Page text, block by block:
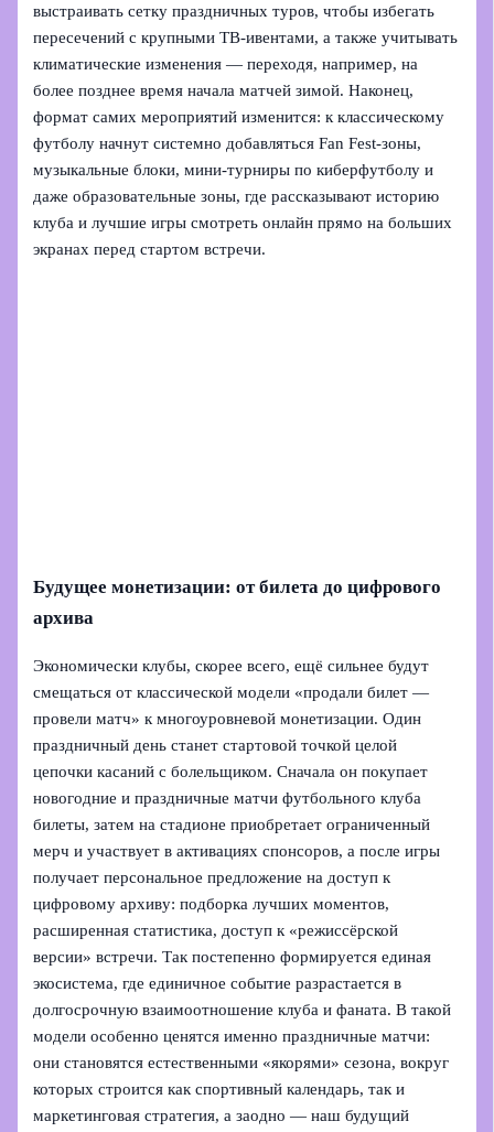
выстраивать сетку праздничных туров, чтобы избегать
пересечений с крупными ТВ‑ивентами, а также учитывать
климатические изменения — переходя, например, на
более позднее время начала матчей зимой. Наконец,
формат самих мероприятий изменится: к классическому
футболу начнут системно добавляться Fan Fest‑зоны,
музыкальные блоки, мини‑турниры по киберфутболу и
даже образовательные зоны, где рассказывают историю
клуба и лучшие игры смотреть онлайн прямо на больших
экранах перед стартом встречи.
Будущее монетизации: от билета до цифрового
архива
Экономически клубы, скорее всего, ещё сильнее будут
смещаться от классической модели «продали билет —
провели матч» к многоуровневой монетизации. Один
праздничный день станет стартовой точкой целой
цепочки касаний с болельщиком. Сначала он покупает
новогодние и праздничные матчи футбольного клуба
билеты, затем на стадионе приобретает ограниченный
мерч и участвует в активациях спонсоров, а после игры
получает персональное предложение на доступ к
цифровому архиву: подборка лучших моментов,
расширенная статистика, доступ к «режиссёрской
версии» встречи. Так постепенно формируется единая
экосистема, где единичное событие разрастается в
долгосрочную взаимоотношение клуба и фаната. В такой
модели особенно ценятся именно праздничные матчи:
они становятся естественными «якорями» сезона, вокруг
которых строится как спортивный календарь, так и
маркетинговая стратегия, а заодно — наш будущий